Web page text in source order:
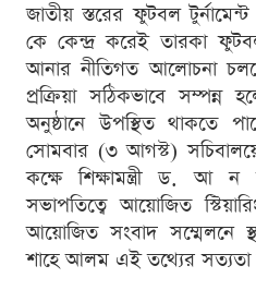
জাতীয় স্তরের ফুটবল টুর্নামেন্ট
কে কেন্দ্র করেই তারকা
আনার নীতিগত আলোচনা
প্রক্রিয়া সঠিকভাবে সম্পন্ন
অনুষ্ঠানে উপস্থিত থাকতে
সোমবার (৩ আগস্ট) সচিবালয়ে
কক্ষে শিক্ষামন্ত্রী ড. আ
সভাপতিত্বে আয়োজিত
আয়োজিত সংবাদ সম্মেলনে
শাহে আলম এই তথ্যের সত্যতা